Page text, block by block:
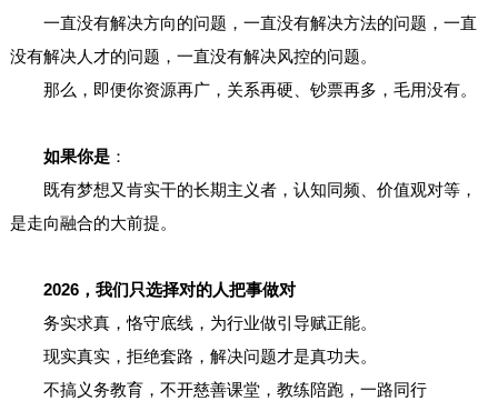
一直没有解决方向的问题，一直没有解决方法的问题，一直
没有解决人才的问题，一直没有解决风控的问题。
那么，即便你资源再广，关系再硬、钞票再多，毛用没有。
如果你是：
既有梦想又肯实干的长期主义者，认知同频、价值观对等，
是走向融合的大前提。
2026，我们只选择对的人把事做对
务实求真，恪守底线，为行业做引导赋正能。
现实真实，拒绝套路，解决问题才是真功夫。
不搞义务教育，不开慈善课堂，教练陪跑，一路同行